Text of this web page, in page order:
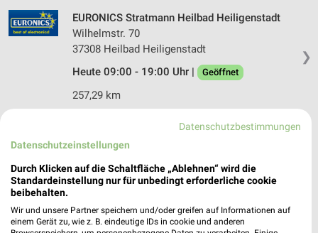
❯
EURONICS Stratmann Heilbad Heiligenstadt
Wilhelmstr. 70
37308 Heilbad Heiligenstadt
Heute 09:00 - 19:00 Uhr |
Geöffnet
257,29 km
Osteroderstr. 11
37412 Herzberg
230,68 km
Datenschutzbestimmungen
Datenschutzeinstellungen
Durch Klicken auf die Schaltfläche „Ablehnen“ wird die
Standardeinstellung nur für unbedingt erforderliche cookie
beibehalten.
Wir und unsere Partner speichern und/oder greifen auf Informationen auf
einem Gerät zu, wie z. B. eindeutige IDs in cookie und anderen